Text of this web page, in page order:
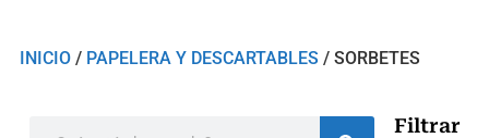
INICIO/ PAPELERA Y DESCARTABLES / SORBETES
Filtrar